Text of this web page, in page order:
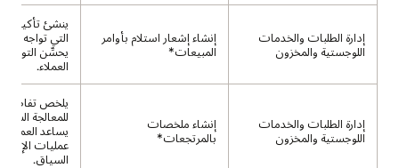
إدارة الطلبات والخدمات
اللوجستية والمخزون
إنشاء إشعار استلام بأوامر
المبيعات*
ينشئ تأكيدات
التي تواجه
يحسِّن
العملاء.
إدارة الطلبات والخدمات
اللوجستية والمخزون
إنشاء ملخصات
بالمرتجعات*
يلخص تفاصيل
للمعالجة
يساعد
عمليات
السياق.